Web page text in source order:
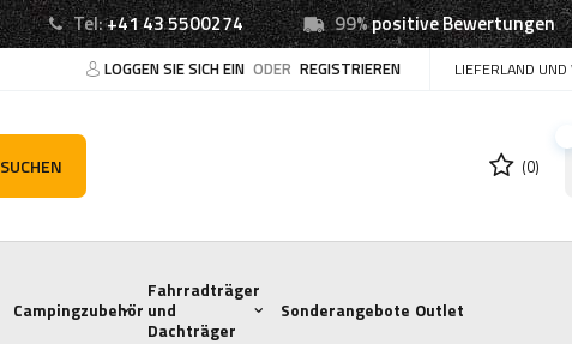
Tel:+41 43 5500274 99%positive Bewertungen
LOGGEN SIE SICH EIN ODER REGISTRIEREN LIEFERLAND
SUCHEN (0)
Campingzubehör
Fahrradträger
und
Dachträger
Sonderangebote Outlet